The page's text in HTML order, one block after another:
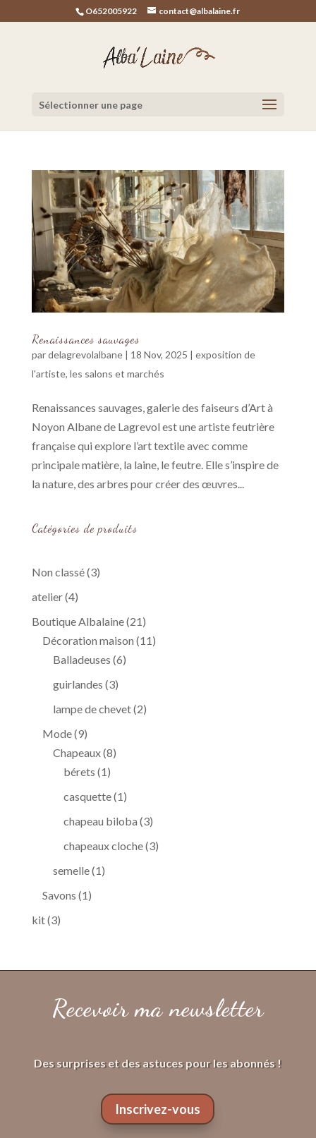
O652005922 contact@albalaine.fr
Sélectionner une page
Renaissances sauvages
pardelagrevolalbane| 18 Nov, 2025 | exposition de
l'artiste, les salons et marchés
Renaissances sauvages, galerie des faiseurs d’Art à
Noyon Albane de Lagrevol est une artiste feutrière
française qui explore l’art textile avec comme
principale matière, la laine, le feutre. Elle s’inspire de
la nature, des arbres pour créer des œuvres...
Catégories de produits
Non classé 33
atelier 44
Boutique Albalaine 21 21
produits
Décoration maison 11 11
Balladeuses 66
guirlandes 33
produits
lampe de chevet 22
Mode 99
produits
Chapeaux 88
bérets 1 1
produit
casquette 1 1
produit
chapeau biloba 33
produits
chapeaux cloche 33
semelle 1 1
Savons 1 1
kit 33
Recevoir ma newsletter
Des surprises et des astuces pour les abonnés !
Inscrivez-vous